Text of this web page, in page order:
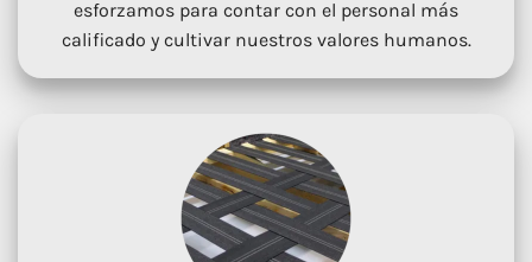
esforzamos para contar con el personal más
calificado y cultivar nuestros valores humanos.